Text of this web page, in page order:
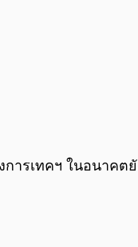
ารเทคฯ ในอนาคต